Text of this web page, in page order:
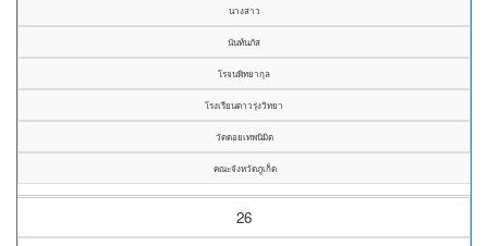
นางสาว
นันท์นภัส
โรจนพิทยากุล
โรงเรียนดาวรุ่งวิทยา
วัดดอยเทพนิมิต
คณะจังหวัดภูเก็ต
26